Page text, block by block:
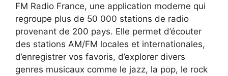
FM Radio France, une application moderne qui
regroupe plus de 50 000 stations de radio
provenant de 200 pays. Elle permet d’écouter
des stations AM/FM locales et internationales,
d’enregistrer vos favoris, d’explorer divers
genres musicaux comme le jazz, la pop, le rock